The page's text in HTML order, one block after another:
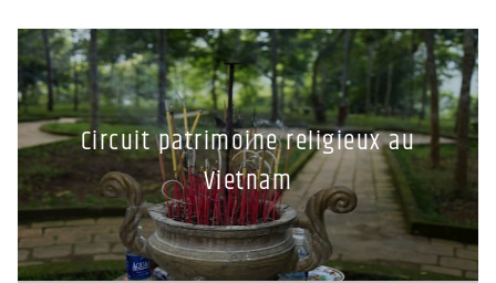
Circuit patrimoine religieux au
Vietnam